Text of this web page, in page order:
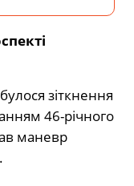
зіткнення
46-річного
маневр
.